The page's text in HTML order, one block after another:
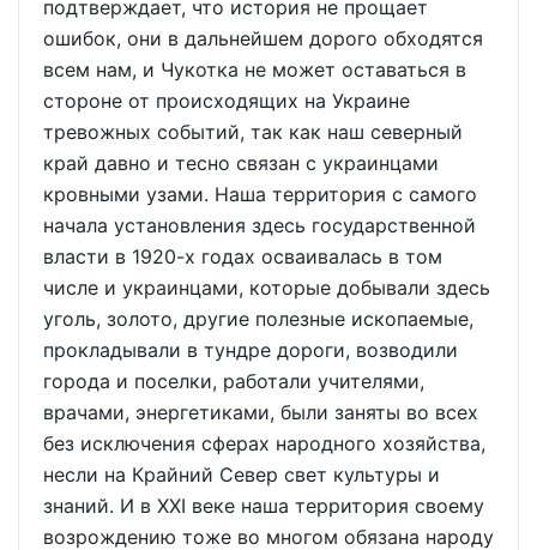
подтверждает, что история не прощает
ошибок, они в дальнейшем дорого обходятся
всем нам, и Чукотка не может оставаться в
стороне от происходящих на Украине
тревожных событий, так как наш северный
край давно и тесно связан с украинцами
кровными узами. Наша территория с самого
начала установления здесь государственной
власти в 1920-х годах осваивалась в том
числе и украинцами, которые добывали здесь
уголь, золото, другие полезные ископаемые,
прокладывали в тундре дороги, возводили
города и поселки, работали учителями,
врачами, энергетиками, были заняты во всех
без исключения сферах народного хозяйства,
несли на Крайний Север свет культуры и
знаний. И в XXI веке наша территория своему
возрождению тоже во многом обязана народу